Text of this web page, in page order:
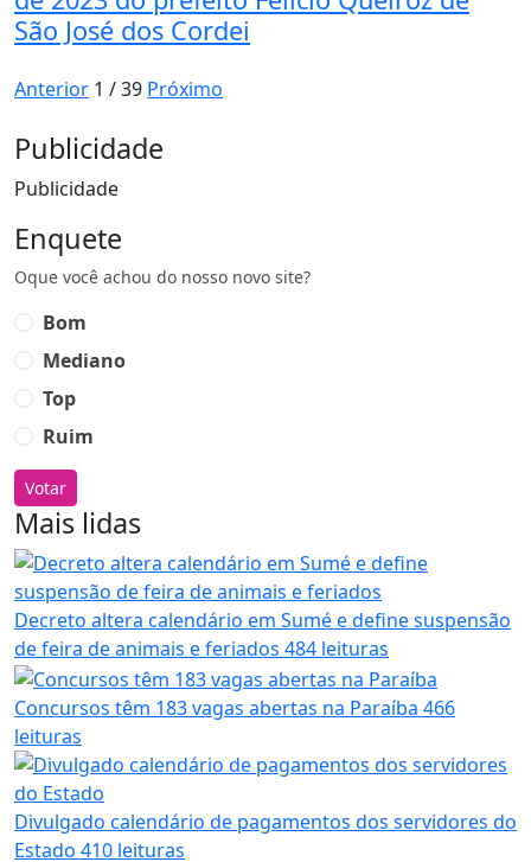
São José dos Cordei
Anterior 1 / 39 Próximo
Publicidade
Publicidade
Enquete
Oque você achou do nosso novo site?
Bom
Mediano
Top
Ruim
Votar
Mais lidas
Decreto altera calendário em Sumé e define suspensão
de feira de animais e feriados 484 leituras
Concursos têm 183 vagas abertas na Paraíba 466
leituras
Divulgado calendário de pagamentos dos servidores do
Estado 410 leituras